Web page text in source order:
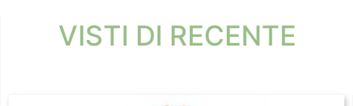
VISTI DI RECENTE